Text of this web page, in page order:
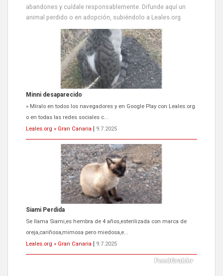
abandones y cuídale responsablemente. Difunde aquí un
animal perdido o en adopción, subiéndolo a Leales.org
Minni desaparecido
» Míralo en todos los navegadores y en Google Play con Leales.org
o en todas las redes sociales c...
Leales.org » Gran Canaria
9.7.2025
Siami Perdida
Se llama Siami,es hembra de 4 años,esterilizada con marca de
oreja,cariñosa,mimosa pero miedosa,e...
Leales.org » Gran Canaria
9.7.2025